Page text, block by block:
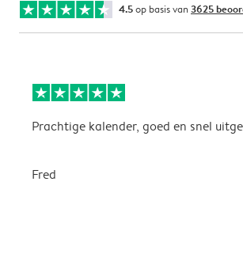
4.5op basis van 3625
Prachtige kalender, goed en snel
Fred